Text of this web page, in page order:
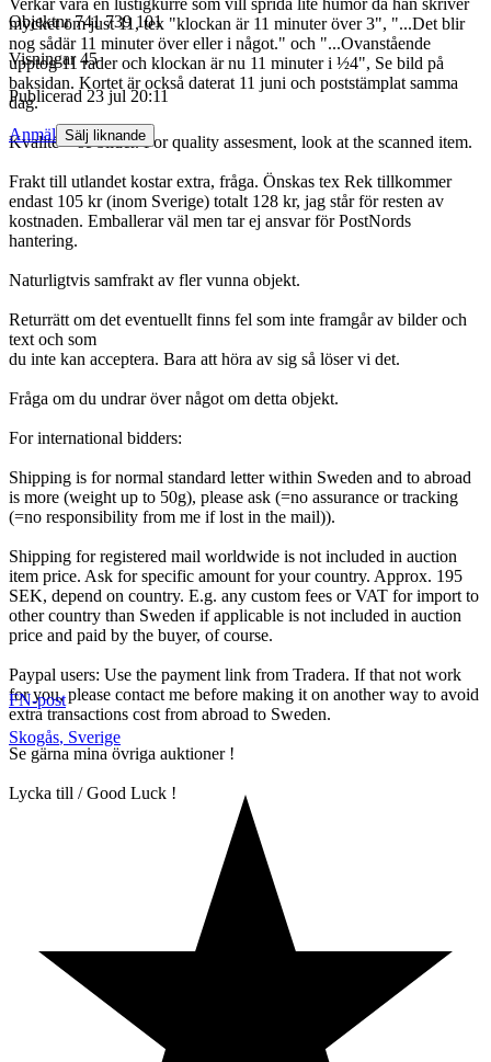
Verkar vara en lustigkurre som vill sprida lite humor då han skriver
mycket om just 11, tex "klockan är 11 minuter över 3", "...Det blir
nog sådär 11 minuter över eller i något." och "...Ovanstående
upptog 11 rader och klockan är nu 11 minuter i ½4", Se bild på
baksidan. Kortet är också daterat 11 juni och poststämplat samma
dag.
Kvalité = se bilder. For quality assesment, look at the scanned item.
Frakt till utlandet kostar extra, fråga. Önskas tex Rek tillkommer
endast 105 kr (inom Sverige) totalt 128 kr, jag står för resten av
kostnaden. Emballerar väl men tar ej ansvar för PostNords
hantering.
Naturligtvis samfrakt av fler vunna objekt.
Returrätt om det eventuellt finns fel som inte framgår av bilder och
text och som
du inte kan acceptera. Bara att höra av sig så löser vi det.
Fråga om du undrar över något om detta objekt.
For international bidders:
Shipping is for normal standard letter within Sweden and to abroad
is more (weight up to 50g), please ask (=no assurance or tracking
(=no responsibility from me if lost in the mail)).
Shipping for registered mail worldwide is not included in auction
item price. Ask for specific amount for your country. Approx. 195
SEK, depend on country. E.g. any custom fees or VAT for import to
other country than Sweden if applicable is not included in auction
price and paid by the buyer, of course.
Paypal users: Use the payment link from Tradera. If that not work
for you, please contact me before making it on another way to avoid
extra transactions cost from abroad to Sweden.
Se gärna mina övriga auktioner !
Lycka till / Good Luck !
Objektnr 741 739 101
Visningar 45
Publicerad 23 jul 20:11
Anmäl Sälj liknande
FN-post
Skogås, Sverige